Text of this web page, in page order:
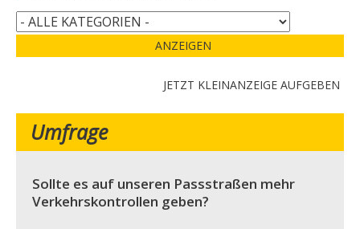
ANZEIGEN
JETZT KLEINANZEIGE AUFGEBEN
Umfrage
Sollte es auf unseren Passstraßen mehr
Verkehrskontrollen geben?